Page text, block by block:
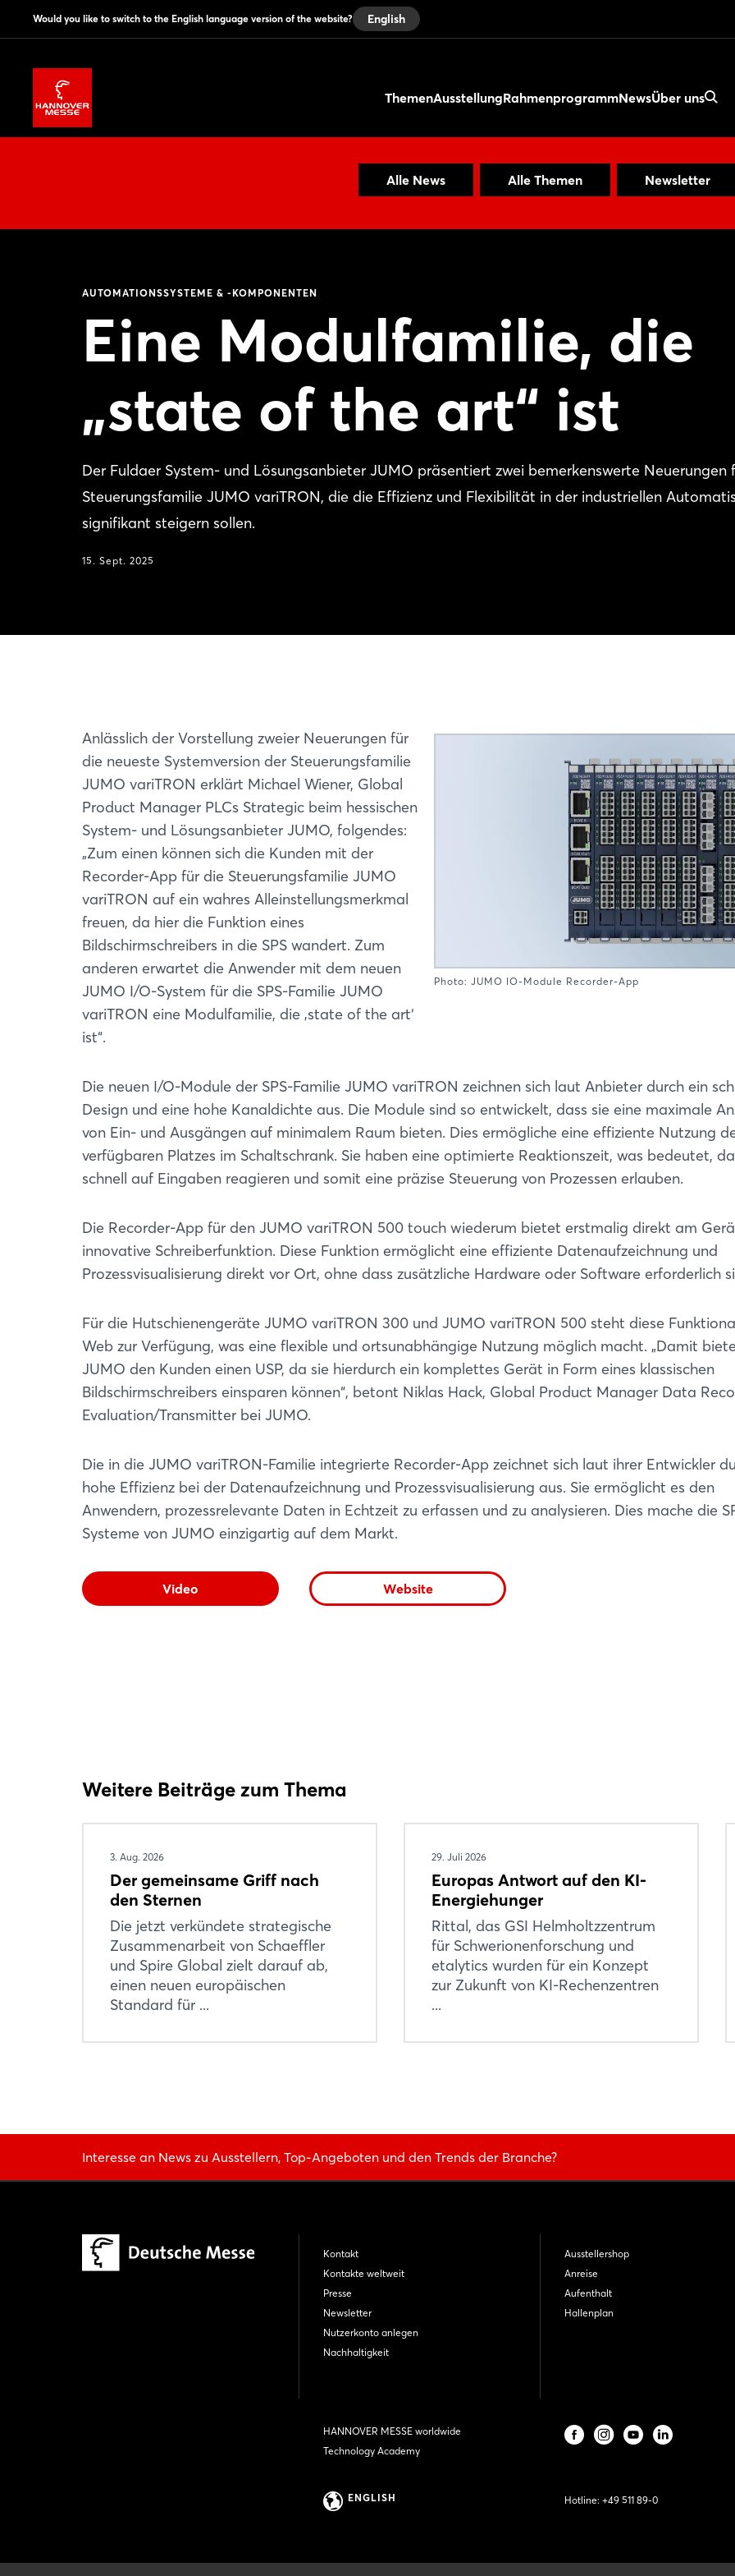
Would you like to switch to the English language version of the website? English
ThemenAusstellungRahmenprogrammNewsÜber uns
Alle News Alle Themen Newsletter
AUTOMATIONSSYSTEME & -KOMPONENTEN
Eine Modulfamilie, die
„state of the art“ ist
Der Fuldaer System- und Lösungsanbieter JUMO präsentiert zwei bemerkenswerte Neuerungen
Steuerungsfamilie JUMO variTRON, die die Effizienz und Flexibilität in der industriellen
signifikant steigern sollen.
15. Sept. 2025
Photo: JUMO IO-Module Recorder-App
Anlässlich der Vorstellung zweier Neuerungen für
die neueste Systemversion der Steuerungsfamilie
JUMO variTRON erklärt Michael Wiener, Global
Product Manager PLCs Strategic beim hessischen
System- und Lösungsanbieter JUMO, folgendes:
„Zum einen können sich die Kunden mit der
Recorder-App für die Steuerungsfamilie JUMO
variTRON auf ein wahres Alleinstellungsmerkmal
freuen, da hier die Funktion eines
Bildschirmschreibers in die SPS wandert. Zum
anderen erwartet die Anwender mit dem neuen
JUMO I/O-System für die SPS-Familie JUMO
variTRON eine Modulfamilie, die ‚state of the art‘
ist“.
Die neuen I/O-Module der SPS-Familie JUMO variTRON zeichnen sich laut Anbieter durch ein
Design und eine hohe Kanaldichte aus. Die Module sind so entwickelt, dass sie eine maximale
von Ein- und Ausgängen auf minimalem Raum bieten. Dies ermögliche eine effiziente Nutzung
verfügbaren Platzes im Schaltschrank. Sie haben eine optimierte Reaktionszeit, was bedeutet,
schnell auf Eingaben reagieren und somit eine präzise Steuerung von Prozessen erlauben.
Die Recorder-App für den JUMO variTRON 500 touch wiederum bietet erstmalig direkt am
innovative Schreiberfunktion. Diese Funktion ermöglicht eine effiziente Datenaufzeichnung und
Prozessvisualisierung direkt vor Ort, ohne dass zusätzliche Hardware oder Software erforderlich
Für die Hutschienengeräte JUMO variTRON 300 und JUMO variTRON 500 steht diese
Web zur Verfügung, was eine flexible und ortsunabhängige Nutzung möglich macht. „Damit
JUMO den Kunden einen USP, da sie hierdurch ein komplettes Gerät in Form eines klassischen
Bildschirmschreibers einsparen können“, betont Niklas Hack, Global Product Manager Data
Evaluation/Transmitter bei JUMO.
Die in die JUMO variTRON-Familie integrierte Recorder-App zeichnet sich laut ihrer Entwickler
hohe Effizienz bei der Datenaufzeichnung und Prozessvisualisierung aus. Sie ermöglicht es den
Anwendern, prozessrelevante Daten in Echtzeit zu erfassen und zu analysieren. Dies mache die
Systeme von JUMO einzigartig auf dem Markt.
Video Website
Weitere Beiträge zum Thema
3. Aug. 2026
Der gemeinsame Griff nach
den Sternen
Die jetzt verkündete strategische
Zusammenarbeit von Schaeffler
und Spire Global zielt darauf ab,
einen neuen europäischen
Standard für ...
29. Juli 2026
Europas Antwort auf den KI-
Energiehunger
Rittal, das GSI Helmholtzzentrum
für Schwerionenforschung und
etalytics wurden für ein Konzept
zur Zukunft von KI-Rechenzentren
...
Interesse an News zu Ausstellern, Top-Angeboten und den Trends der Branche?
Kontakt
Kontakte weltweit
Presse
Newsletter
Nutzerkonto anlegen
Nachhaltigkeit
Ausstellershop
Anreise
Aufenthalt
Hallenplan
HANNOVER MESSE worldwide
Technology Academy
ENGLISH Hotline: +49 511 89-0
Einloggen
Noch nicht angemeldet?
Jetzt registrieren